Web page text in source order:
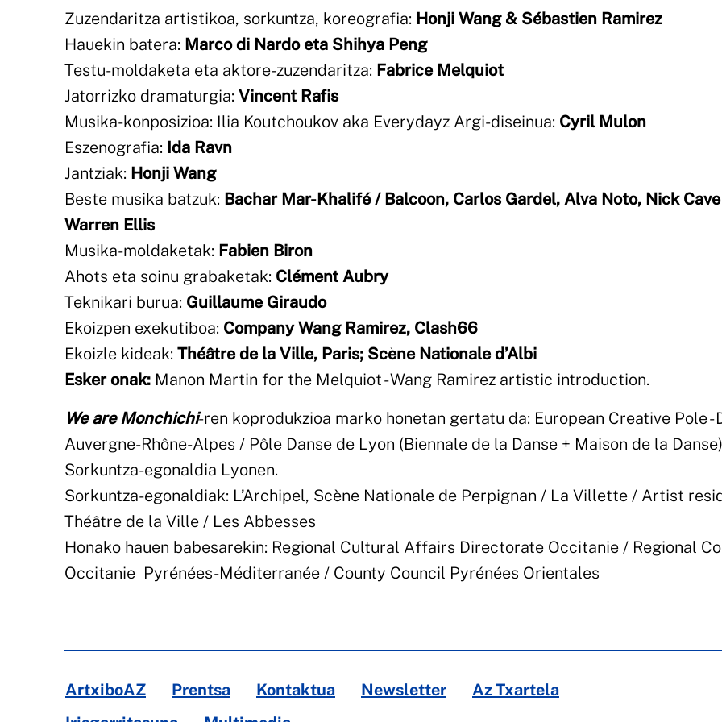
Zuzendaritza artistikoa, sorkuntza, koreografia: Honji Wang & Sébastien Ramirez
Hauekin batera: Marco di Nardo eta Shihya Peng
Testu-moldaketa eta aktore-zuzendaritza: Fabrice Melquiot
Jatorrizko dramaturgia: Vincent Rafis
Musika-konposizioa: Ilia Koutchoukov aka Everydayz Argi-diseinua: Cyril Mulon
Eszenografia: Ida Ravn
Jantziak: Honji Wang
Beste musika batzuk: Bachar Mar-Khalifé / Balcoon, Carlos Gardel, Alva Noto, Nick
Warren Ellis
Musika-moldaketak: Fabien Biron
Ahots eta soinu grabaketak: Clément Aubry
Teknikari burua: Guillaume Giraudo
Ekoizpen exekutiboa: Company Wang Ramirez, Clash66
Ekoizle kideak: Théâtre de la Ville, Paris; Scène Nationale d’Albi
Esker onak: Manon Martin for the Melquiot - Wang Ramirez artistic introduction.
We are Monchichi-ren koprodukzioa marko honetan gertatu da: European Creative Pole -
Auvergne-Rhône-Alpes / Pôle Danse de Lyon (Biennale de la Danse + Maison de la
Sorkuntza-egonaldia Lyonen.
Sorkuntza-egonaldiak: L’Archipel, Scène Nationale de Perpignan / La Villette / Artist
Théâtre de la Ville / Les Abbesses
Honako hauen babesarekin: Regional Cultural Affairs Directorate Occitanie / Regional
Occitanie Pyrénées-Méditerranée / County Council Pyrénées Orientales
ArtxiboAZ Prentsa Kontaktua Newsletter
Az Txartela